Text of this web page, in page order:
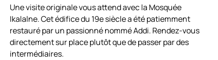
Une visite originale vous attend avec la Mosquée
Ikalalne. Cet édifice du 19e siècle a été patiemment
restauré par un passionné nommé Addi. Rendez-vous
directement sur place plutôt que de passer par des
intermédiaires.